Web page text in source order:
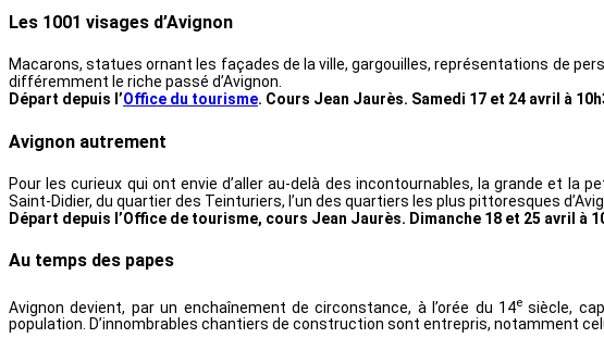
Les 1001 visages d’Avignon
Macarons, statues ornant les façades de la ville, gargouilles, représentations de
différemment le riche passé d’Avignon.
Départ depuis l’Office du tourisme. Cours Jean Jaurès. Samedi 17 et 24 avril à
Avignon autrement
Pour les curieux qui ont envie d’aller au-delà des incontournables, la grande et
Saint-Didier, du quartier des Teinturiers, l’un des quartiers les plus pittoresques
Départ depuis l’Office de tourisme, cours Jean Jaurès. Dimanche 18 et 25 avril à
Au temps des papes
Avignon devient, par un enchaînement de circonstance, à l’orée du 14e siècle,
population. D’innombrables chantiers de construction sont entrepris, notamment